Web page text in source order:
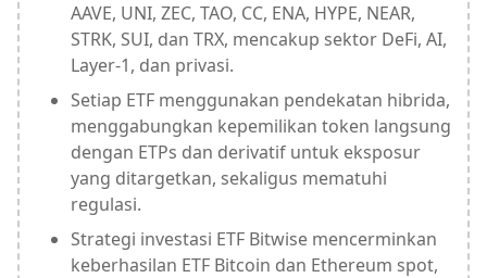
AAVE, UNI, ZEC, TAO, CC, ENA, HYPE, NEAR,
STRK, SUI, dan TRX, mencakup sektor DeFi, AI,
Layer-1, dan privasi.
Setiap ETF menggunakan pendekatan hibrida,
menggabungkan kepemilikan token langsung
dengan ETPs dan derivatif untuk eksposur
yang ditargetkan, sekaligus mematuhi
regulasi.
Strategi investasi ETF Bitwise mencerminkan
keberhasilan ETF Bitcoin dan Ethereum spot,